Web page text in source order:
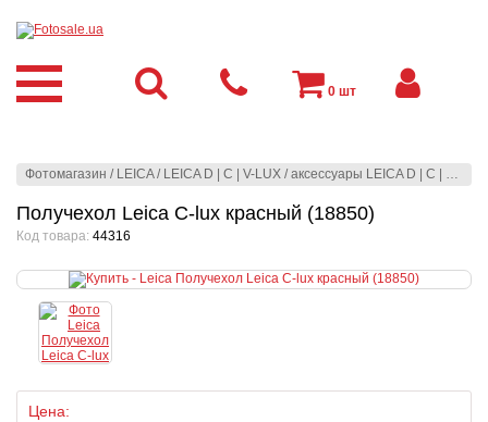
Фотомагазин / LEICA / LEICA D | C | V-LUX /аксессуары LEICA D | C | V-LUX
Получехол Leica C-lux красный (18850)
Код товара: 44316
Цена:
0 шт